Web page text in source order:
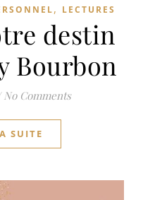
, LECTURES
destin
Bourbon
No Comments
SUITE